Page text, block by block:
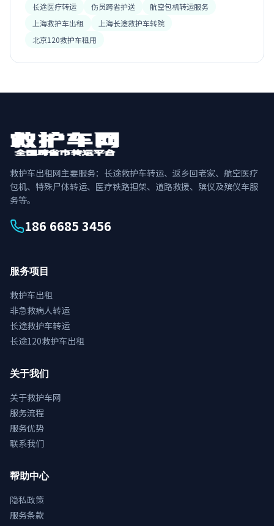
长途医疗转运
伤员跨省护送
航空包机转运服务
上海救护车出租
上海长途救护车转院
北京120救护车租用
救护车出租网主要服务：长途救护车转运、返乡回老家、航空医疗
包机、特殊尸体转运、医疗铁路担架、道路救援、殡仪及殡仪车服
务等。
186 6685 3456
服务项目
救护车出租
非急救病人转运
长途救护车转运
长途120救护车出租
关于我们
关于救护车网
服务流程
服务优势
联系我们
帮助中心
隐私政策
服务条款